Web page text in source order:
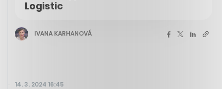
Logistic
IVANA KARHANOVÁ
14. 3. 2024 16:45